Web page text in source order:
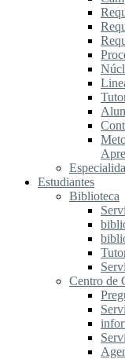
Estudiantes
Biblioteca
Centro de